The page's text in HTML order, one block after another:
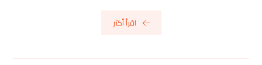
اقرأ أكثر